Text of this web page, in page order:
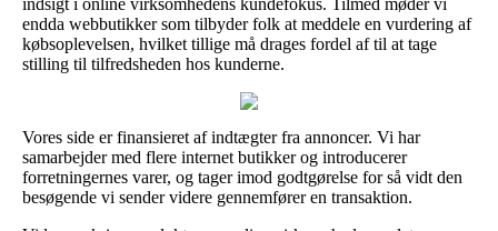
endda webbutikker som tilbyder folk at meddele en vurdering af
købsoplevelsen, hvilket tillige må drages fordel af til at tage
stilling til tilfredsheden hos kunderne.
Vores side er finansieret af indtægter fra annoncer. Vi har
samarbejder med flere internet butikker og introducerer
forretningernes varer, og tager imod godtgørelse for så vidt den
besøgende vi sender videre gennemfører en transaktion.